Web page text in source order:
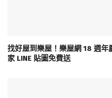
找好屋到樂屋！樂屋網 18 週
家 LINE 貼圖免費送